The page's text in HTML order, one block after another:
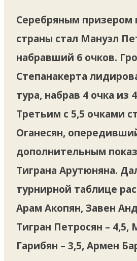
Серебряным призером
страны стал Мануэл
набравший 6 очков.
Степанакерта
тура, набрав 4 очка из
Третьим с 5,5 очками
Оганесян,
дополнительным
Тиграна Арутюняна.
турнирной таблице
Арам Акопян, Завен
Тигран Петросян – 4,5,
Гарибян – 3,5, Армен